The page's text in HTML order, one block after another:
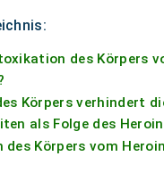
des Körpers
Körpers verhindert
als Folge des
Körpers vom